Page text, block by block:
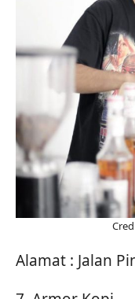
Alamat : Jalan